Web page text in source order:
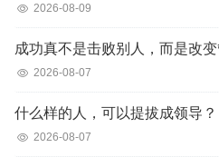
2026-08-09
成功真不是击败别人，而是改
2026-08-07
什么样的人，可以提拔成领导？
2026-08-07